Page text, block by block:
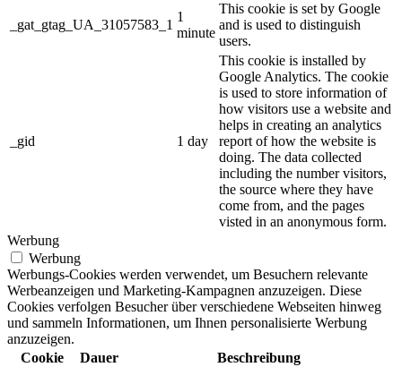
_gat_gtag_UA_31057583_1
1
minute
This cookie is set by Google
and is used to distinguish
users.
_gid 1 day
This cookie is installed by
Google Analytics. The cookie
is used to store information of
how visitors use a website and
helps in creating an analytics
report of how the website is
doing. The data collected
including the number visitors,
the source where they have
come from, and the pages
visted in an anonymous form.
Werbung
Werbung
Werbungs-Cookies werden verwendet, um Besuchern relevante
Werbeanzeigen und Marketing-Kampagnen anzuzeigen. Diese
Cookies verfolgen Besucher über verschiedene Webseiten hinweg
und sammeln Informationen, um Ihnen personalisierte Werbung
anzuzeigen.
Cookie
Dauer Beschreibung